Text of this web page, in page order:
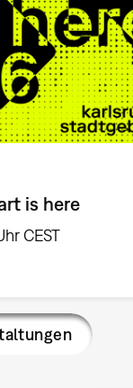
is here
CEST